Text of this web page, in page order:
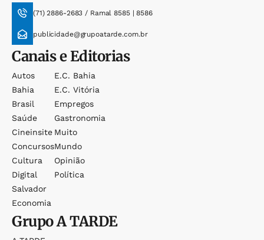
(71) 2886-2683 / Ramal 8585 | 8586
publicidade@grupoatarde.com.br
Canais e Editorias
Autos
Bahia
Brasil
Saúde
Cineinsite
Concursos
Cultura
Digital
Salvador
Economia
E.c. Bahia
E.c. Vitória
Empregos
Gastronomia
Muito
Mundo
Opinião
Política
GrupoA TARDE